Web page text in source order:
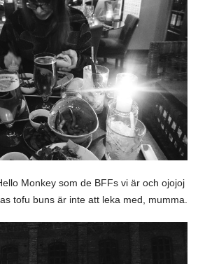
Monkey som de BFFs vi är och ojojoj
tofu buns är inte att leka med, mumma.